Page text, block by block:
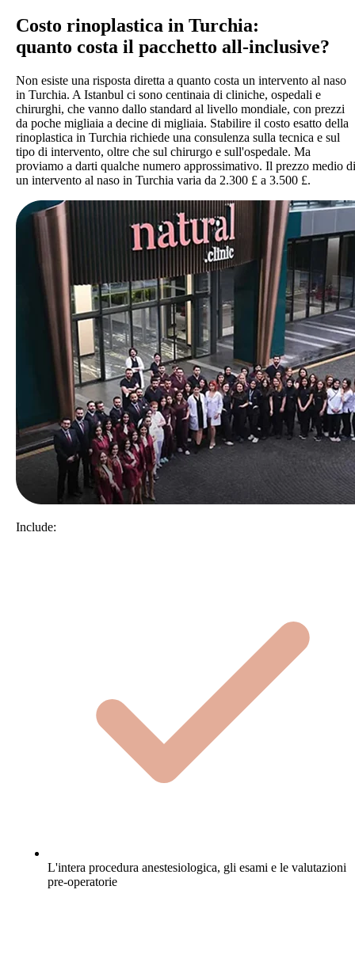
Costo rinoplastica in Turchia:
quanto costa il pacchetto all-inclusive?
Non esiste una risposta diretta a quanto costa un intervento al naso
in Turchia. A Istanbul ci sono centinaia di cliniche, ospedali e
chirurghi, che vanno dallo standard al livello mondiale, con prezzi
da poche migliaia a decine di migliaia. Stabilire il costo esatto della
rinoplastica in Turchia richiede una consulenza sulla tecnica e sul
tipo di intervento, oltre che sul chirurgo e sull'ospedale. Ma
proviamo a darti qualche numero approssimativo. Il prezzo medio di
un intervento al naso in Turchia varia da 2.300 £ a 3.500 £.
Include:
L'intera procedura anestesiologica, gli esami e le valutazioni
pre-operatorie